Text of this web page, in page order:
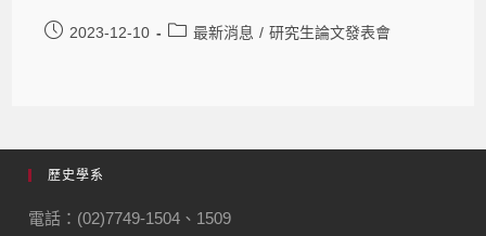
2023-12-10 最新消息 / 研究生論文發表會
歷史學系
電話：(02)7749-1504、1509